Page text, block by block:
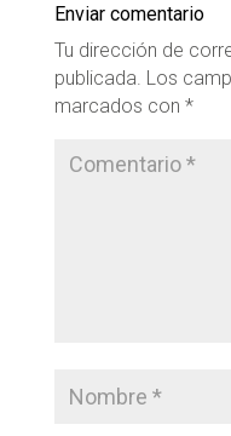
Enviar comentario
Tu dirección de
publicada. Los
marcados con *